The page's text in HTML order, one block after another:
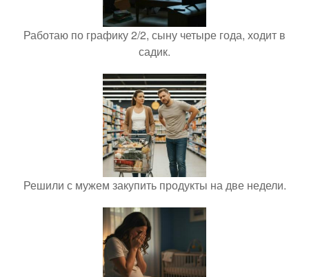
Работаю по графику 2/2, сыну четыре года, ходит в
садик.
Решили с мужем закупить продукты на две недели.